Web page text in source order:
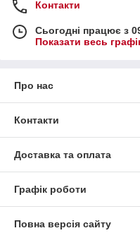
Контакти
Сьогодні працює з
Показати весь
Про нас
Контакти
Доставка та оплата
Графік роботи
Повна версія сайту